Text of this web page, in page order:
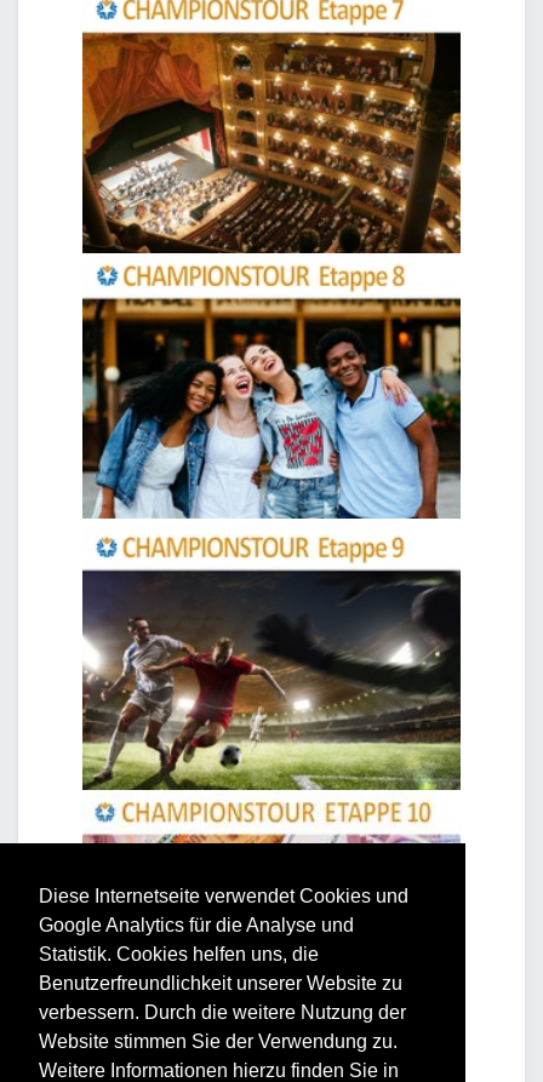
Diese Internetseite verwendet Cookies und
Google Analytics für die Analyse und
Statistik. Cookies helfen uns, die
Benutzerfreundlichkeit unserer Website zu
verbessern. Durch die weitere Nutzung der
Website stimmen Sie der Verwendung zu.
Weitere Informationen hierzu finden Sie in